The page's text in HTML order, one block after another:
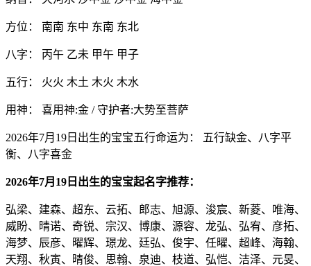
方位： 南南 东中 东南 东北
八字： 丙午 乙未 甲午 甲子
五行： 火火 木土 木火 木水
用神： 喜用神:金 / 守护者:大势至菩萨
2026年7月19日出生的宝宝五行命运为： 五行缺金、八字平
衡、八字喜金
2026年7月19日出生的宝宝起名字推荐：
弘梁、建森、超东、云拓、郎志、旭源、浚宸、新菱、唯海、
威盼、晴诺、奇锐、宗汉、博康、源容、龙弘、弘宥、彦拓、
海梦、辰彦、曜辉、璟龙、廷弘、俊宇、任曜、超峰、海翰、
天翔、秋寅、晴俊、思翰、泉迪、枝道、弘恺、洁泽、元旻、